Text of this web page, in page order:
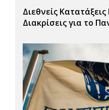
Διεθνείς
Διακρίσεις για το